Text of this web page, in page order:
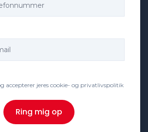
accepterer jeres cookie- og privatlivspolitik
Ring mig op